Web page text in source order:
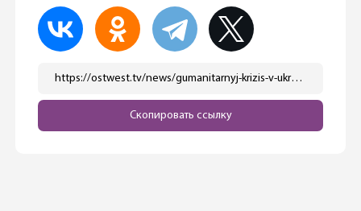
https://ostwest.tv/news/gumanitarnyj-krizis-v-ukraine/
Скопировать ссылку